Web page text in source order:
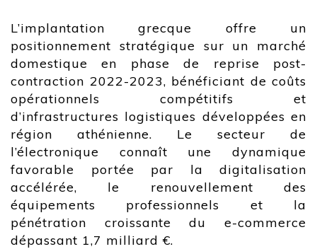
L’implantation grecque offre un
positionnement stratégique sur un marché
domestique en phase de reprise post-
contraction 2022-2023, bénéficiant de coûts
opérationnels compétitifs et
d’infrastructures logistiques développées en
région athénienne. Le secteur de
l’électronique connaît une dynamique
favorable portée par la digitalisation
accélérée, le renouvellement des
équipements professionnels et la
pénétration croissante du e-commerce
dépassant 1,7 milliard €.